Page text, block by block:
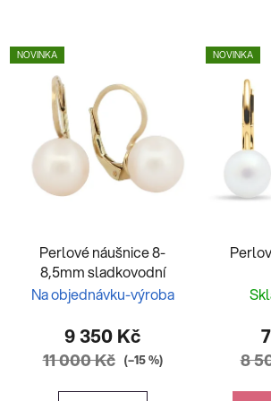
NOVINKA
Perlové náušnice 8-
8,5mm sladkovodní
Na objednávku-výroba
9 350 Kč
11 000 Kč (–15 %)
NOVINKA
8